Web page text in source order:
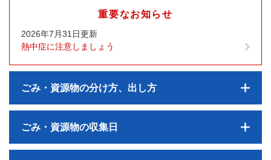
重要なお知らせ
2026年7月31日更新
熱中症に注意しましょう
ごみ・資源物の分け方、出し方
ごみ・資源物の収集日